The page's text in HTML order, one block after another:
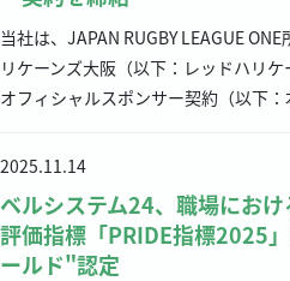
当社は、JAPAN RUGBY LEAGUE
リケーンズ大阪（以下：レッドハリ
オフィシャルスポンサー契約（以下
2025.11.14
ベルシステム24、職場にお
評価指標「PRIDE指標2025
ールド"認定